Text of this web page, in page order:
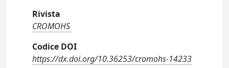
Rivista
CROMOHS
Codice DOI
https://dx.doi.org/10.36253/cromohs-14233